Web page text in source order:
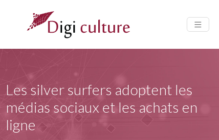
Les silver surfers adoptent les
médias sociaux et les achats en
ligne